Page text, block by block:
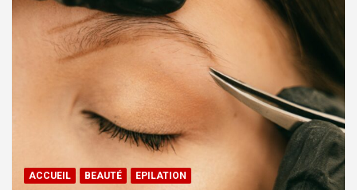
ACCUEIL BEAUTÉ EPILATION